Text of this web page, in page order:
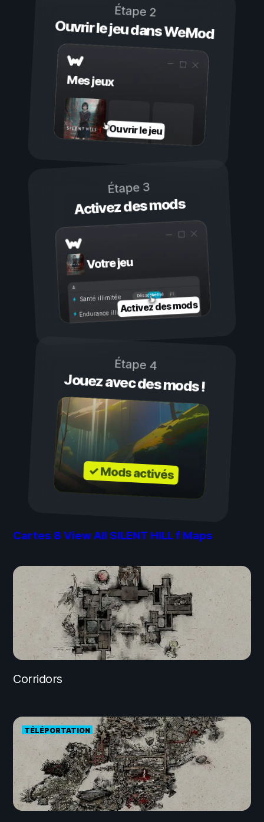
Étape 2
Ouvrir le jeu dans WeMod
Mes jeux
Ouvrir le jeu
Étape 3
Activez des mods
Votre jeu
Activé
Désactivé
Santé illimitée
Endurance illimitéeActivez des mods
Étape 4
Jouez avec des mods !
✓ Mods activés
Cartes 8 View All SILENT HILL f Maps
Corridors
TÉLÉPORTATION